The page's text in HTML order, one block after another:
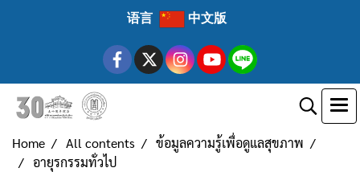
语言 中文版
Home All contents
ข้อมูลความรู้เพื่อดูแลสุขภาพ
อายุรกรรมทั่วไป